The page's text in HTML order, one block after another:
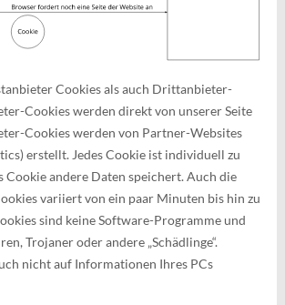
Cookies als auch Drittanbieter-
Cookies werden direkt von unserer Seite
Cookies werden von Partner-Websites
erstellt. Jedes Cookie ist individuell zu
Cookie andere Daten speichert. Auch die
variiert von ein paar Minuten bis hin zu
sind keine Software-Programme und
Trojaner oder andere „Schädlinge“.
nicht auf Informationen Ihres PCs